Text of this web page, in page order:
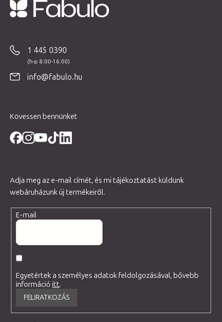
1 445 0390
info@fabulo.hu
Kövessen bennünket
Adja meg az e-mail címét, és mi tájékoztatást küldünk
webáruházunk új termékeiről.
E-mail
Egyetértek a személyes adatok feldolgozásával, bővebb
információitt.
FELIRATKOZÁS